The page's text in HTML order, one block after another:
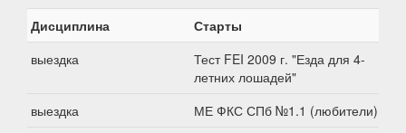
Дисциплина
Старты
выездка
Тест FEI 2009 г. "Езда для 4-
летних лошадей"
выездка
МЕ ФКС СПб №1.1 (любители)